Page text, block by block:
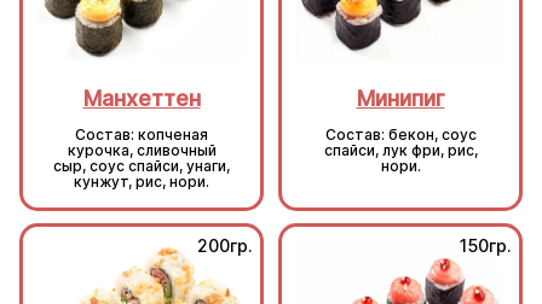
Манхеттен
Состав: копченая
курочка, сливочный
сыр, соус спайси, унаги,
кунжут, рис, нори.
Минипиг
Состав: бекон, соус
спайси, лук фри, рис,
нори.
200гр. 150гр.